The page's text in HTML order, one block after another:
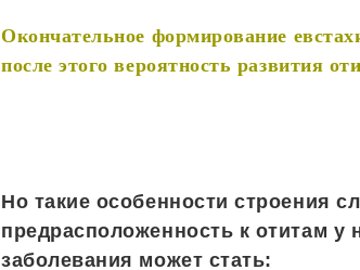
Окончательное формирование
после этого вероятность развития
Но такие особенности строения
предрасположенность к отитам
заболевания может стать: